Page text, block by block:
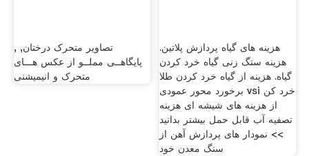
تصاویر متحرک درختان,,
پایگاهــی مملــو از عکس هـــای
متحرک و انیمیشنی
هزینه های گیاه پردازش پلاتین.
هزینه سنگ زنی گیاه خرد کردن
گیاه. هزینه از گیاه خرد کردن طلا
برخورد محور عمودی vsi خرد کن
از هزینه های شیشه ای هزینه
تصفیه آب قابل حمل بیشتر بدانید
>> نمودار های پردازش آهن از
سنگ معدن خود